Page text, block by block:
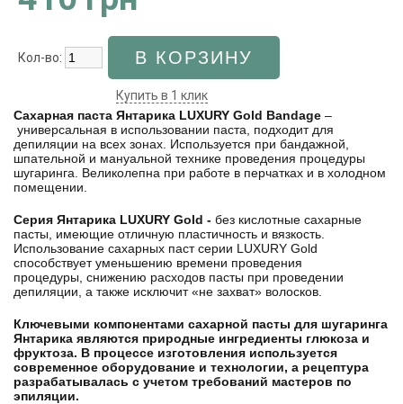
Кол-во:
Купить в 1 клик
Сахарная паста Янтарика LUXURY Gold Bandage –
универсальная в использовании паста, подходит для
депиляции на всех зонах. Используется при бандажной,
шпательной и мануальной технике проведения процедуры
шугаринга. Великолепна при работе в перчатках и в холодном
помещении.
Серия Янтарика LUXURY Gold - без кислотные сахарные
пасты, имеющие отличную пластичность и вязкость.
Использование сахарных паст серии LUXURY Gold
способствует уменьшению времени проведения
процедуры, снижению расходов пасты при проведении
депиляции, а также исключит «не захват» волосков.
Ключевыми компонентами сахарной пасты для шугаринга
Янтарика являются природные ингредиенты глюкоза и
фруктоза. В процессе изготовления используется
современное оборудование и технологии, а рецептура
разрабатывалась с учетом требований мастеров по
эпиляции.